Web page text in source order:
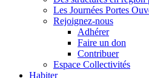
Les Journées Portes
Rejoignez-nous
Adhérer
Faire un don
Contribuer
Espace Collectivités
Habiter